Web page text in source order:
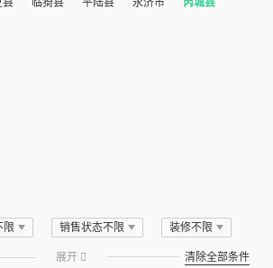
县 临猗县 平陆县 永济市 芮城县
限 销售状态不限 装修不限
展开  清除全部条件